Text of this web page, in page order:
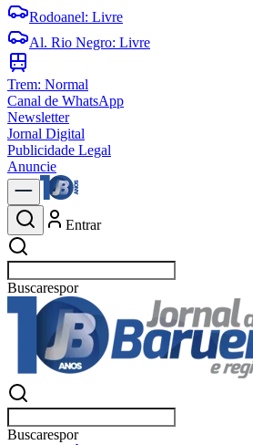
Rodoanel: Livre
Al. Rio Negro: Livre
Trem: Normal
Canal de WhatsApp
Newsletter
Jornal Digital
Publicidade Legal
Anuncie
Entrar
Buscaresportes
Buscaresportes